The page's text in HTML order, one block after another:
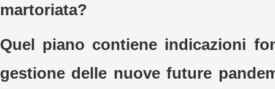
martoriata?
Quel piano contiene indicazioni
gestione delle nuove future